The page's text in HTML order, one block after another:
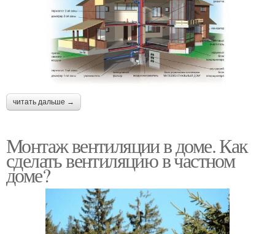
читать дальше →
Монтаж вентиляции в доме. Как
сделать вентиляцию в частном
доме?